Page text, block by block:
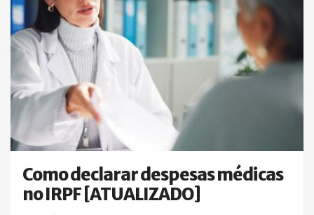
Como declarar despesas médicas
no IRPF [ATUALIZADO]